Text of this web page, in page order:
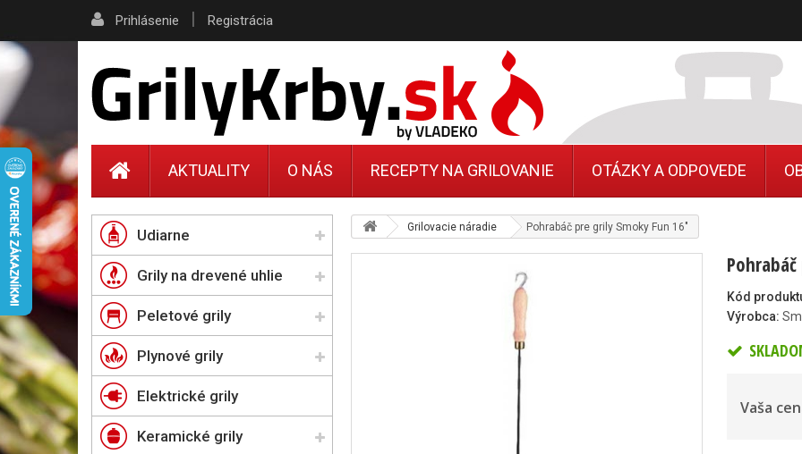
Grilovacie náradie Pohrabáč pre grily Smoky Fun 16"
Kód
Výrobca:
Vaša
Udiarne
Grily na drevené uhlie
Peletové grily
Plynové grily
Elektrické grily
Keramické grily
Prihlásenie | Registrácia
AKTUALITY O NÁS RECEPTY NA GRILOVANIE OTÁZKY A ODPOVEDE